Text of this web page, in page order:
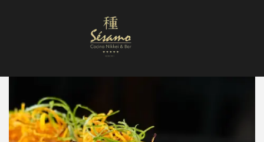
Nuestra Carta